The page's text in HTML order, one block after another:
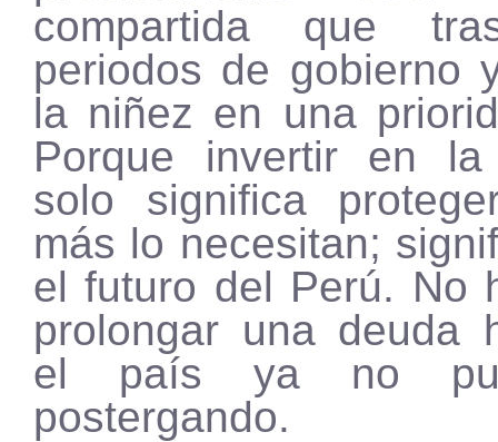
compartida que
periodos de gobierno
la niñez en una
Porque invertir en
solo significa
más lo necesitan;
el futuro del Perú. No
prolongar una deuda
el país ya no
postergando.